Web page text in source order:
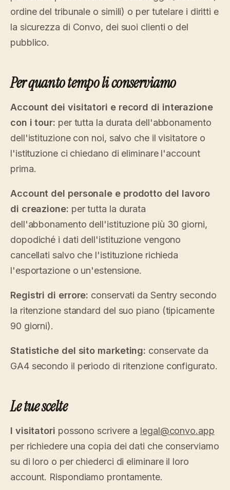
ordine del tribunale o simili) o per tutelare i diritti e
la sicurezza di Convo, dei suoi clienti o del
pubblico.
Per quanto tempo li conserviamo
Account dei visitatori e record di interazione
con i tour: per tutta la durata dell'abbonamento
dell'istituzione con noi, salvo che il visitatore o
l'istituzione ci chiedano di eliminare l'account
prima.
Account del personale e prodotto del lavoro
di creazione: per tutta la durata
dell'abbonamento dell'istituzione più 30 giorni,
dopodiché i dati dell'istituzione vengono
cancellati salvo che l'istituzione richieda
l'esportazione o un'estensione.
Registri di errore: conservati da Sentry secondo
la ritenzione standard del suo piano (tipicamente
90 giorni).
Statistiche del sito marketing: conservate da
GA4 secondo il periodo di ritenzione configurato.
Le tue scelte
I visitatori possono scrivere a legal@convo.app
per richiedere una copia dei dati che conserviamo
su di loro o per chiederci di eliminare il loro
account. Rispondiamo prontamente.